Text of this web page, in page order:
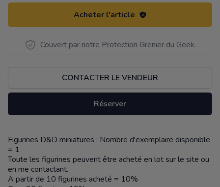
Acheter l'article
Couvert par notre Protection Grenier du Geek.
CONTACTER LE VENDEUR
Réserver
Description
Figurines D&D miniatures : Nombre d'exemplaire disponible
= 1
Toute les figurines peuvent être acheté en lot sur le site ou
en me contactant.
A partir de 10 figurines acheté = 10%